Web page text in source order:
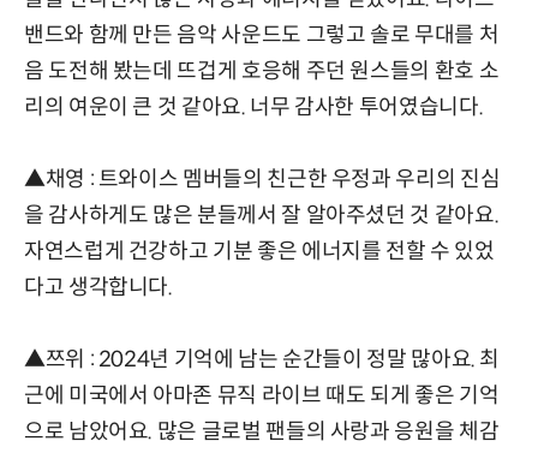
밴드와 함께 만든 음악 사운드도 그렇고 솔로 무대를 처
음 도전해 봤는데 뜨겁게 호응해 주던 원스들의 환호 소
리의 여운이 큰 것 같아요. 너무 감사한 투어였습니다.
▲채영 : 트와이스 멤버들의 친근한 우정과 우리의 진심
을 감사하게도 많은 분들께서 잘 알아주셨던 것 같아요.
자연스럽게 건강하고 기분 좋은 에너지를 전할 수 있었
다고 생각합니다.
▲쯔위 : 2024년 기억에 남는 순간들이 정말 많아요. 최
근에 미국에서 아마존 뮤직 라이브 때도 되게 좋은 기억
으로 남았어요. 많은 글로벌 팬들의 사랑과 응원을 체감